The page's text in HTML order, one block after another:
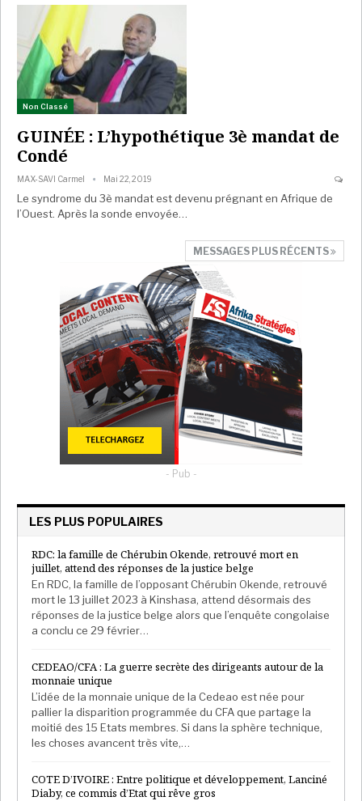
Non Classé
GUINÉE : L’hypothétique 3è mandat de
Condé
MAX-SAVI Carmel Mai 22, 2019
Le syndrome du 3è mandat est devenu prégnant en Afrique de
l’Ouest. Après la sonde envoyée…
MESSAGES PLUS RÉCENTS
- Pub -
LES PLUS POPULAIRES
RDC: la famille de Chérubin Okende, retrouvé mort en
juillet, attend des réponses de la justice belge
En RDC, la famille de l’opposant Chérubin Okende, retrouvé
mort le 13 juillet 2023 à Kinshasa, attend désormais des
réponses de la justice belge alors que l’enquête congolaise
a conclu ce 29 février…
CEDEAO/CFA : La guerre secrète des dirigeants autour de la
monnaie unique
L’idée de la monnaie unique de la Cedeao est née pour
pallier la disparition programmée du CFA que partage la
moitié des 15 Etats membres. Si dans la sphère technique,
les choses avancent très vite,…
COTE D’IVOIRE : Entre politique et développement, Lanciné
Diaby, ce commis d’Etat qui rêve gros